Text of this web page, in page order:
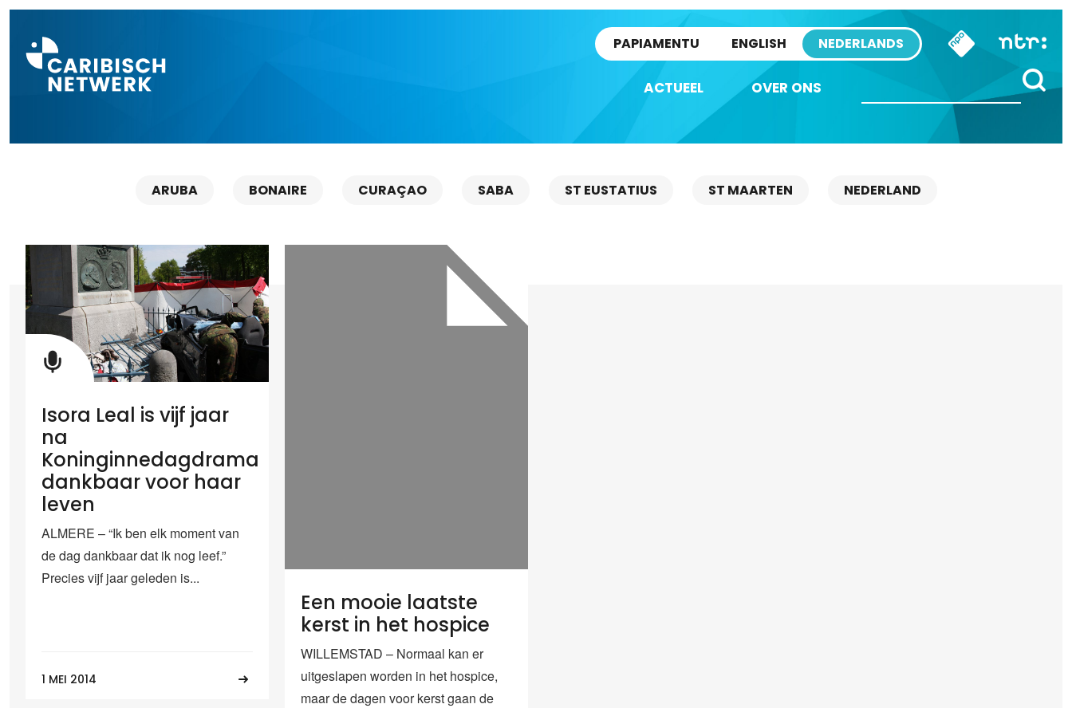
PAPIAMENTU ENGLISH NEDERLANDS
ACTUEEL OVER ONS
ARUBA BONAIRE CURAÇAO SABA ST EUSTATIUS ST MAARTEN NEDERLAND
Isora Leal is vijf jaar
na
Koninginnedagdrama
dankbaar voor haar
leven
ALMERE – “Ik ben elk moment van
de dag dankbaar dat ik nog leef.”
Precies vijf jaar geleden is...
1 MEI 2014
Een mooie laatste
kerst in het hospice
WILLEMSTAD – Normaal kan er
uitgeslapen worden in het hospice,
maar de dagen voor kerst gaan de